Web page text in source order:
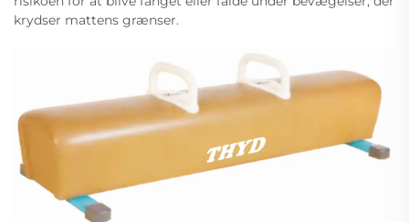
krydser mattens grænser.